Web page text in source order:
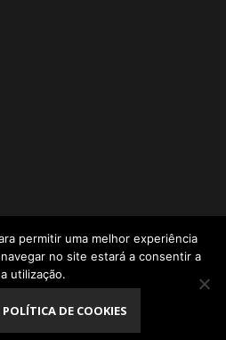
Lda | All Rights Reserved –
por:pedroferraz.com
permitir uma melhor experiência
no site estará a consentir a
utilização.
POLÍTICA DE COOKIES